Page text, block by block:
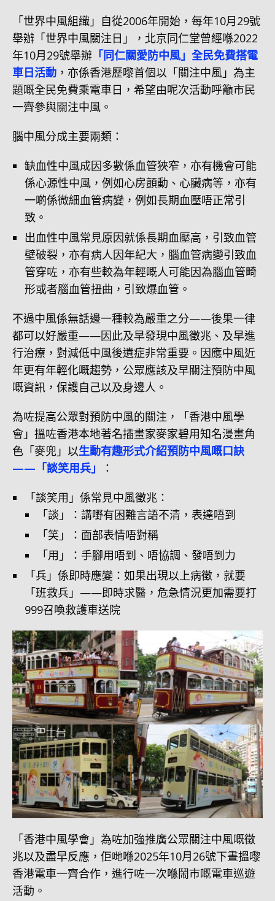
「世界中風組織」自從2006年開始，每年10月29號
舉辦「世界中風關注日」，北京同仁堂曾經喺2022
年10月29號舉辦 「同仁關愛防中風」全民免費搭電
車日活動 ，亦係香港歷嚟首個以「關注中風」為主
題嘅全民免費乘電車日，希望由呢次活動呼籲市民
一齊參與關注中風。
腦中風分成主要兩類：
缺血性中風成因多數係血管狹窄，亦有機會可能
係心源性中風，例如心房顫動、心臟病等，亦有
一啲係微細血管病變，例如長期血壓唔正常引
致。
出血性中風常見原因就係長期血壓高，引致血管
壁破裂，亦有病人因年紀大，腦血管病變引致血
管穿咗，亦有些較為年輕嘅人可能因為腦血管畸
形或者腦血管扭曲，引致爆血管。
不過中風係無話邊一種較為嚴重之分——後果一律
都可以好嚴重——因此及早發現中風徵兆、及早進
行治療，對減低中風後遺症非常重要。因應中風近
年更有年輕化嘅趨勢，公眾應該及早關注預防中風
嘅資訊，保護自己以及身邊人。
為咗提高公眾對預防中風的關注，「香港中風學
會」搵咗香港本地著名插畫家麥家碧用知名漫畫角
色「麥兜」以生動有趣形式介紹預防中風嘅口訣
——「談笑用兵」
：
「談笑用」係常見中風徵兆：
「談」：講嘢有困難言語不清，表達唔到
「笑」：面部表情唔對稱
「用」：手腳用唔到、唔協調、發唔到力
「兵」係即時應變：如果出現以上病徵，就要
「班救兵」——即時求醫，危急情況更加需要打
999召喚救護車送院
「香港中風學會」為咗加強推廣公眾關注中風嘅徵
兆以及盡早反應，佢哋喺2025年10月26號下晝搵嚟
香港電車一齊合作，進行咗一次喺鬧市嘅電車巡遊
活動。